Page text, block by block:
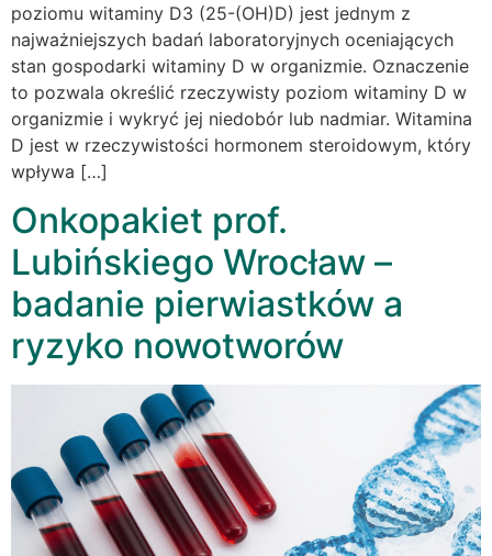
poziomu witaminy D3 (25-(OH)D) jest jednym z
najważniejszych badań laboratoryjnych oceniających
stan gospodarki witaminy D w organizmie. Oznaczenie
to pozwala określić rzeczywisty poziom witaminy D w
organizmie i wykryć jej niedobór lub nadmiar. Witamina
D jest w rzeczywistości hormonem steroidowym, który
wpływa […]
Onkopakiet prof.
Lubińskiego Wrocław –
badanie pierwiastków a
ryzyko nowotworów